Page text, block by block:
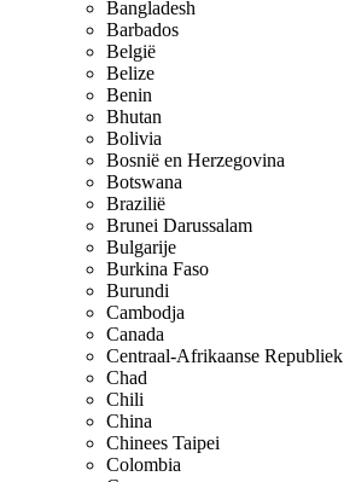
Bangladesh
Barbados
België
Belize
Benin
Bhutan
Bolivia
Bosnië en Herzegovina
Botswana
Brazilië
Brunei Darussalam
Bulgarije
Burkina Faso
Burundi
Cambodja
Canada
Centraal-Afrikaanse Republiek
Chad
Chili
China
Chinees Taipei
Colombia